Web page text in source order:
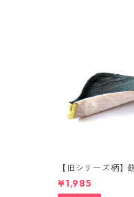
【旧シリーズ柄】
り）金具付き 小千
スター（単品）
¥1,985